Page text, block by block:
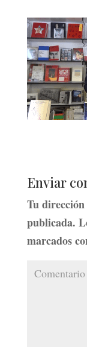
Enviar
Tu
publicada.
marcados